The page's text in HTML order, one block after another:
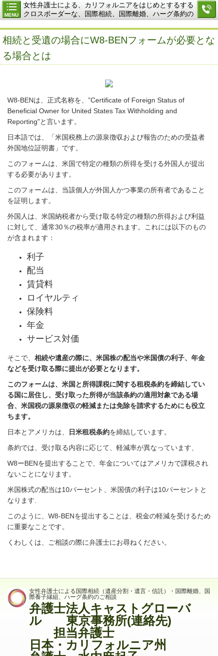
MENU
女性弁護士による、カリフォルニアをはじめとするする
クロスボーダーな、国際相続、国際離婚、ハーグ条約の
相続と受遺の場合にW8-BENフォームが必要とな
る場合とは
W8-BENは、正式名称を、”Certificate of Foreign Status of
Beneficial Owner for United States Tax Withholding and
Reporting"と言います。
日本語では、「米国税務上の源泉徴収および報告のための受益者
外国地位証明書」です。
このフォームは、 米国で特定の種類の所得を受ける外国人が提出
する必要があります。
このフォームは、当該個人が外国人かつ事業の所有者であること
を証明します。
外国人は、米国納税者から受け取る特定の種類の所得および利益
に対して、通常30％の税率が適用されます。これには以下のもの
が含まれます：
利子
配当
賃貸料
ロイヤルティ
保険料
年金
サービス対価
そこで、 相続や遺産の際に、米国株の配当や米国債の利子、年金
などを受け取る際に提出が必要となります。
このフォームは、米国と所得課税に関する租税条約を締結してい
る国に居住し、受け取った所得が当該条約の適用対象である場
合、米国税の源泉徴収の軽減または免除を請求するためにも役立
ちます。
日本とアメリカは、
日米租税条約を締結しています。
条約では、受け取る内容に応じて、軽減率が異なっています、
W8ーBENを提出することで、年金についてはアメリカで課税され
ないことになります。
米国株式の配当は10パーセント、米国債の利子は10パーセントと
なります.
このように、W8-BENを提出することは、税金の軽減を受けるため
に重要なことです。
くわしくは、ご相談の際に弁護士にお尋ねください。
女性弁護士による国際相続（遺産分割・遺言・信託）・国際離婚、国
際養子縁組、ハーグ条約のご相談
弁護士法人キャストグローバ
ル 東京事務所(連絡先)
担当弁護士
日本・カリフォルニア州